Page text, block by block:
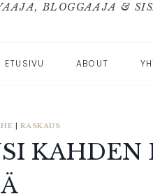
BLOGGAAJA &
ETUSIVU ABOUT
| RASKAUS
KAHDEN